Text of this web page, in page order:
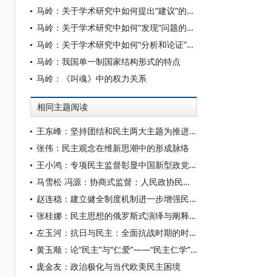
马岭：关于学术研究中如何提出“建议”的一些体会
马岭：关于学术研究中如何“发现”问题的一些体会
马岭：关于学术研究中如何“分析和论证”问题的一些体会
马岭：我国单一制国家结构形式的特点
马岭：《叫魂》中的权力关系
相同主题阅读
王东峰：坚持团结和民主两大主题为推进中国式现代化广泛凝心聚力
张伟：民主观念在维新思潮中的形成脉络
王小鸿：专项民主监督彰显中国新型政党制度效能
马雪松 冯源：协商式监督：人民政协民主监督的责任逻辑、制度体系与实践路径
赵连稳：建立健全制度机制进一步增强民主监督实效
张桂娜：民主思想的俄罗斯式演绎与阐释——以俄罗斯保守自由主义流派为例
左玉河：抗日与民主：全面抗战时期的时代主题及其思想回应
黄玉顺：论“民主”与“仁爱”——“民主仁学”的“体用”问题
庞金友：政治极化与当代欧美民主困境